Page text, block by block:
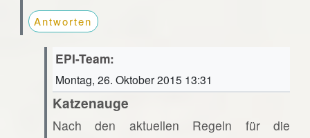
Antworten
EPI-Team:
Montag, 26. Oktober 2015 13:31
Katzenauge
Nach den aktuellen Regeln für die